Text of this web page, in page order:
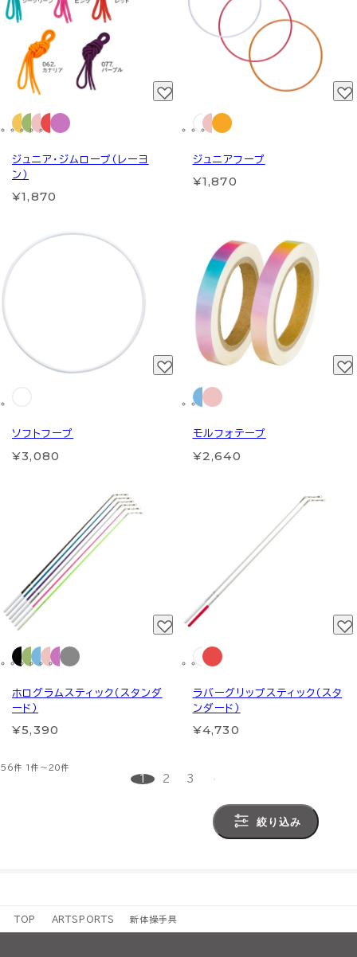
ジュニア・ジムロープ（レーヨ
ン）
¥1,870
ジュニアフープ
¥1,870
ソフトフープ
¥3,080
モルフォテープ
¥2,640
ホログラムスティック（スタンダ
ード）
¥5,390
ラバーグリップスティック（スタ
ンダード）
¥4,730
56件 1件～20件
1 2 3
絞り込み
TOP ARTSPORTS 新体操手具